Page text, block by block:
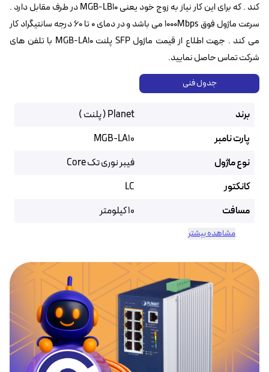
کند . که برای این کار نیاز به زوج خود یعنی MGB-LB10 در طرف مقابل دارد .
سرعت ماژول فوق 1000Mbps می باشد و در دمای ۰ تا ۶۰ درجه سانتیگراد کار
می کند . جهت اطلاع از قیمت ماژول SFP پلنت MGB-LA10 با تلفن های
شرکت تماس حاصل نمایید.
جدول فنی
برند
Planet ( پلنت )
پارت نامبر
MGB-LA10
نوع ماژول
فیبر نوری تک Core
کانکتور
LC
مسافت
10 کیلومتر
مشاهده بیشتر